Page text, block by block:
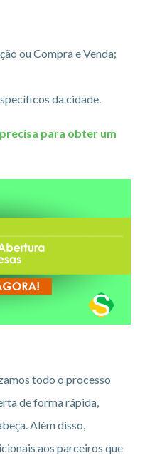
ou Compra e Venda;
da cidade.
para obter um
todo o processo
de forma rápida,
Além disso,
aos parceiros que